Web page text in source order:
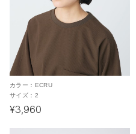
カラー： ECRU
サイズ： 2
¥3,960